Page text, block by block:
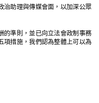
治助理與傳媒會面，以加深公眾
的準則，並已向立法會政制事務
項措施，我們認為整體上可以為